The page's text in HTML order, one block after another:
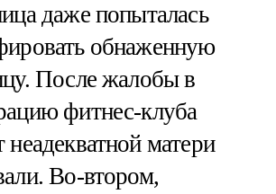
даже попыталась
обнаженную
После жалобы в
фитнес-клуба
неадекватной матери
Во-втором,